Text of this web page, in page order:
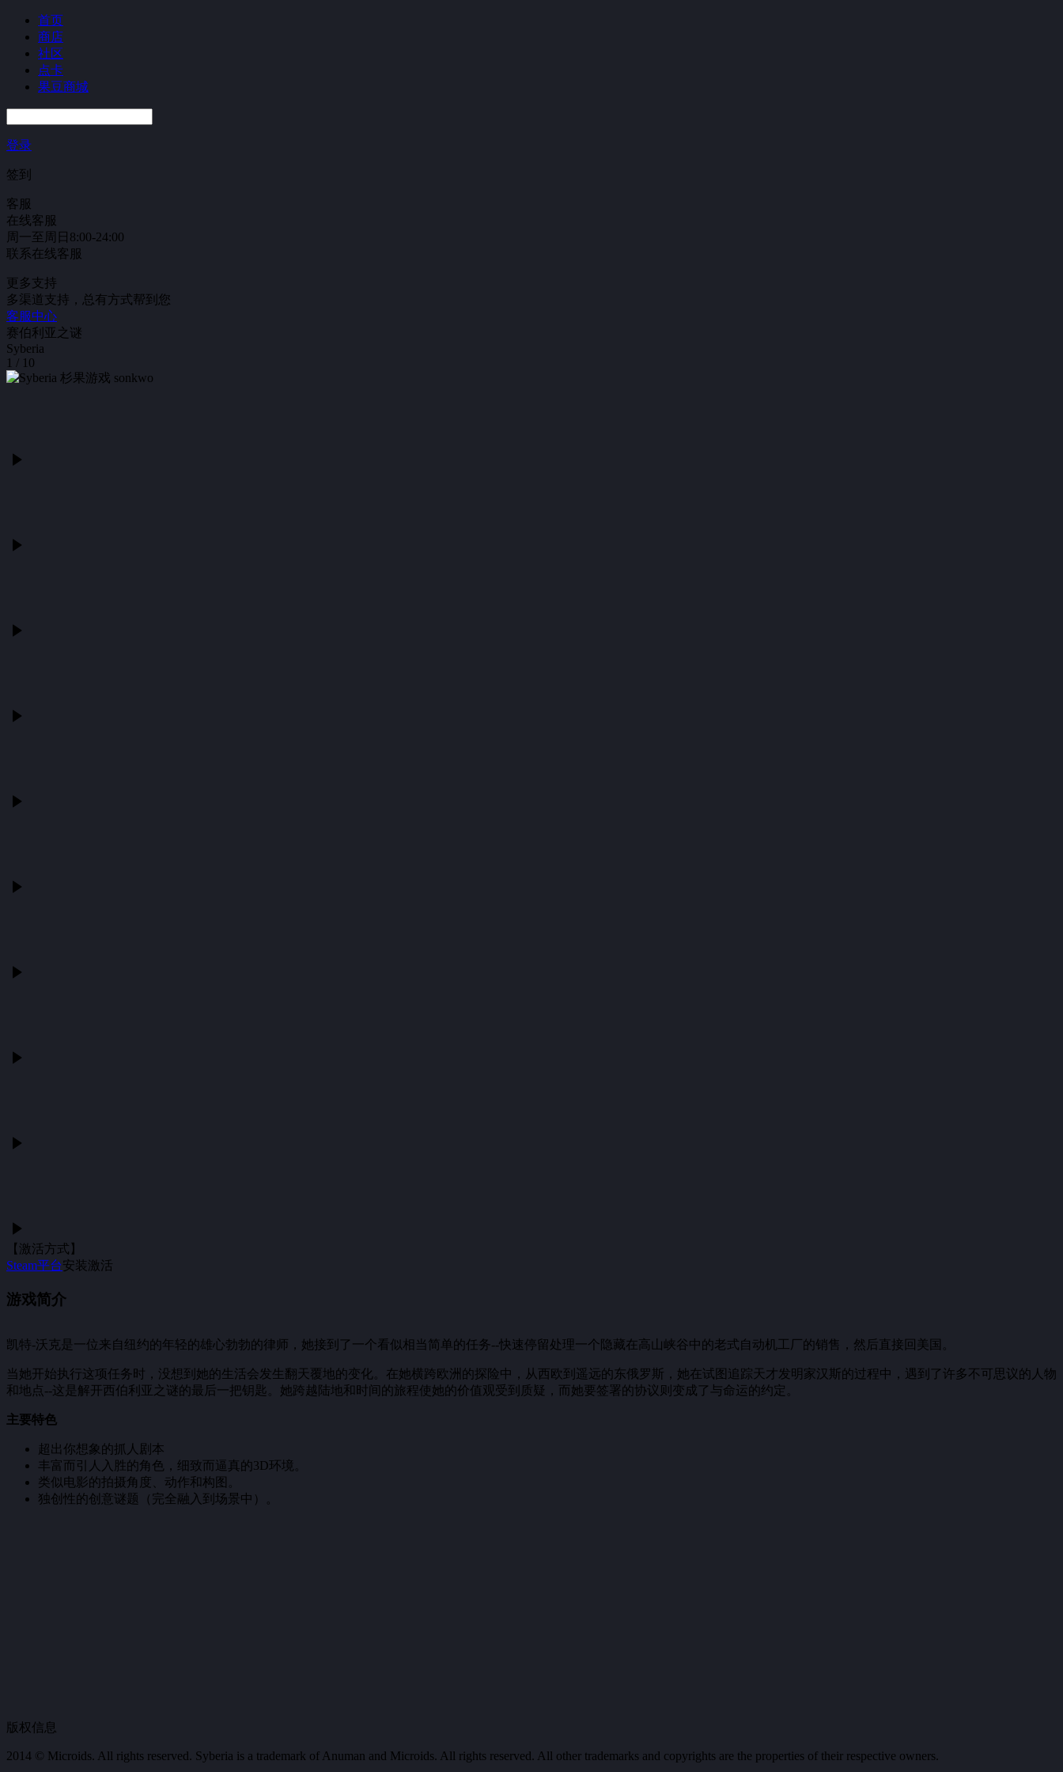
首页
商店
社区
点卡
果豆商城
登录
签到
客服
在线客服
周一至周日8:00-24:00
联系在线客服
更多支持
多渠道支持，总有方式帮到您
客服中心
赛伯利亚之谜
Syberia
1 / 10
【激活方式】
Steam平台安装激活
游戏简介
凯特-沃克是一位来自纽约的年轻的雄心勃勃的律师，她接到了一个看似相当简单的任务--快速停留处理一个隐藏在高山峡谷中的老式自动机工厂的销售，然后直接回美国。
当她开始执行这项任务时，没想到她的生活会发生翻天覆地的变化。在她横跨欧洲的探险中，从西欧到遥远的东俄罗斯，她在试图追踪天才发明家汉斯的过程中，遇到了许多不可思议的人物
和地点--这是解开西伯利亚之谜的最后一把钥匙。她跨越陆地和时间的旅程使她的价值观受到质疑，而她要签署的协议则变成了与命运的约定。
主要特色
超出你想象的抓人剧本
丰富而引人入胜的角色，细致而逼真的3D环境。
类似电影的拍摄角度、动作和构图。
独创性的创意谜题（完全融入到场景中）。
版权信息
2014 © Microids. All rights reserved. Syberia is a trademark of Anuman and Microids. All rights reserved. All other trademarks and copyrights are the properties of their respective owners.